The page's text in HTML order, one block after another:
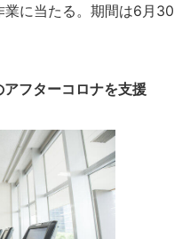
業に当たる。期間は6月30
フターコロナを支援